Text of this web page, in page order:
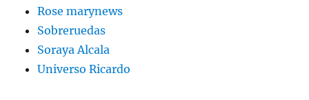
Rose marynews
Sobreruedas
Soraya Alcala
Universo Ricardo